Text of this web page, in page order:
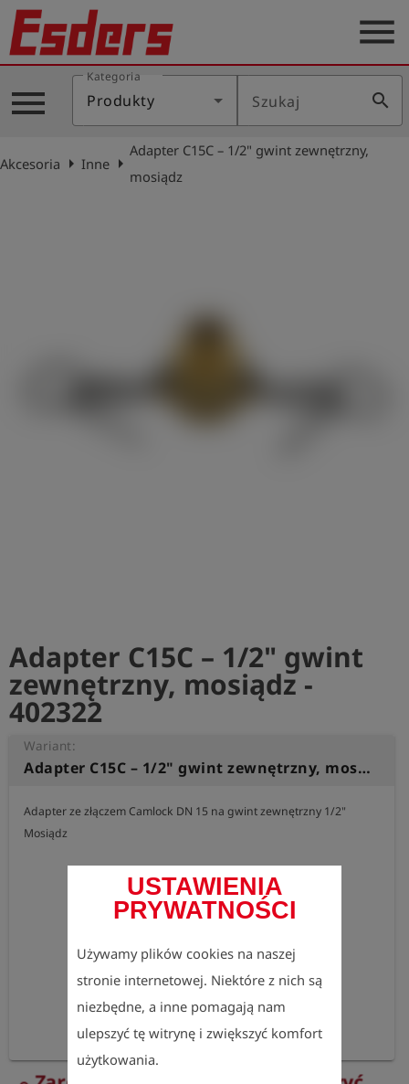
O
Produkty
USTAWIENIA
PRYWATNOŚCI
Używamy plików cookies na naszej
stronie internetowej. Niektóre z nich są
niezbędne, a inne pomagają nam
ulepszyć tę witrynę i zwiększyć komfort
użytkowania.
menu
menu
Kategoria
Produkty Szukaj search
Akcesoria arrow_rightInnearrow_right
Adapter C15C – 1/2" gwint zewnętrzny,
mosiądz
Adapter C15C – 1/2" gwint
zewnętrzny, mosiądz -
402322
Wariant:
Adapter C15C – 1/2" gwint zewnętrzny, mosiądz
Adapter ze złączem Camlock DN 15 na gwint zewnętrzny 1/2"
Mosiądz